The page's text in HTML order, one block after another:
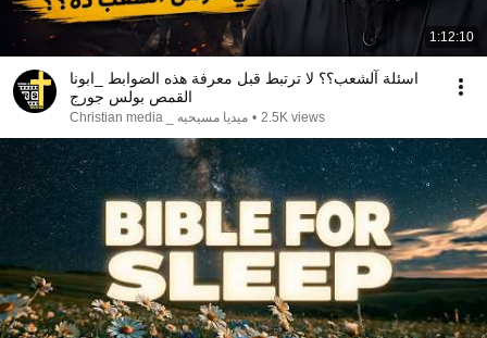
1:12:10
اسئلة آلشعب؟؟ لا ترتبط قبل معرفة هذه الضوابط _ابونا
القمص بولس جورج
ميديا مسيحيه _ Christian media • 2.5K views